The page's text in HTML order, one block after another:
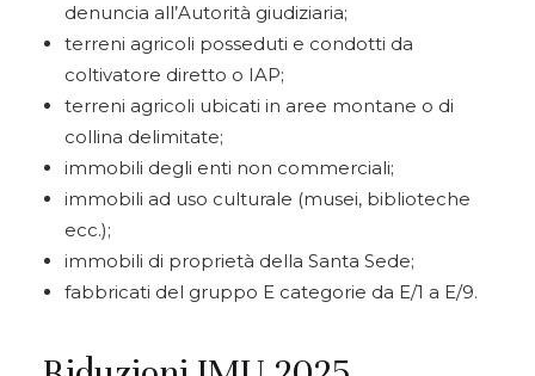
denuncia all’Autorità giudiziaria;
terreni agricoli posseduti e condotti da
coltivatore diretto o IAP;
terreni agricoli ubicati in aree montane o di
collina delimitate;
immobili degli enti non commerciali;
immobili ad uso culturale (musei, biblioteche
ecc.);
immobili di proprietà della Santa Sede;
fabbricati del gruppo E categorie da E/1 a E/9.